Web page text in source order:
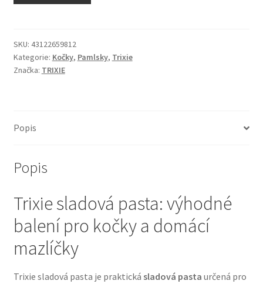
Odpočívadla pro kočky
Pamlsky pro kočky
Škrabadla pro kočky
Veterinární dieta pro kočky
Vše pro psy — Krmivo, doplňky, vybavení
Boudy a výběhy
SKU: 43122659812
Kategorie: Kočky, Pamlsky, Trixie
Značka: TRIXIE
Popis
Popis
Trixie sladová pasta: výhodné
balení pro kočky a domácí
mazlíčky
Trixie sladová pasta je praktická sladová pasta určená pro